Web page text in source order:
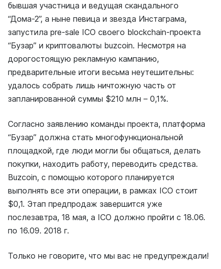
бывшая участница и ведущая скандального
“Дома-2”, а ныне певица и звезда Инстаграма,
запустила pre-sale ICO своего blockchain-проекта
“Бузар” и криптовалюты buzcoin. Несмотря на
дорогостоящую рекламную кампанию,
предварительные итоги весьма неутешительны:
удалось собрать лишь ничтожную часть от
запланированной суммы $210 млн – 0,1%.
Согласно заявлению команды проекта, платформа
“Бузар” должна стать многофункциональной
площадкой, где люди могли бы общаться, делать
покупки, находить работу, переводить средства.
Buzcoin, с помощью которого планируется
выполнять все эти операции, в рамках ICO стоит
$0,1. Этап предпродаж завершится уже
послезавтра, 18 мая, а ICO должно пройти с 18.06.
по 16.09. 2018 г.
Только не говорите, что мы вас не предупреждали!